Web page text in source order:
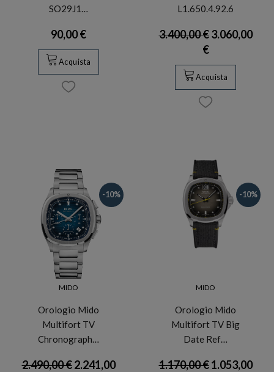
SO29J1…
90,00 €
Acquista
L1.650.4.92.6
3.400,00 €3.060,00
€
Acquista
-10%
MIDO
Orologio Mido
Multifort TV
Chronograph…
2.490,00 €2.241,00
-10%
MIDO
Orologio Mido
Multifort TV Big
Date Ref…
1.170,00 €1.053,00